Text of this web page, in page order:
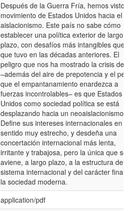
Después de la Guerra Fría, hemos visto
movimiento de Estados Unidos hacia el
aislacionismo. Este país no sabe cómo
establecer una política exterior de largo
plazo, con desafíos más intangibles que
que tuvo en las décadas anteriores. El
peligro que nos ha mostrado la crisis de
–además del aire de prepotencia y el
que el empantanamiento enardezca a
fuerzas incontrolables– es que Estados
Unidos como sociedad política se está
desplazando hacia un neoaislacionismo.
Define sus intereses internacionales en
sentido muy estrecho, y desdeña una
concertación internacional más lenta,
irritante y trabajosa, pero la única que se
aviene, a largo plazo, a la estructura del
sistema internacional y del carácter final
la sociedad moderna.
application/pdf